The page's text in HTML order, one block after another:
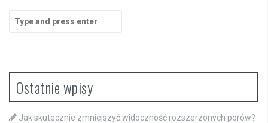
for:
Ostatnie wpisy
Jak skutecznie zmniejszyć widoczność rozszerzonych porów?